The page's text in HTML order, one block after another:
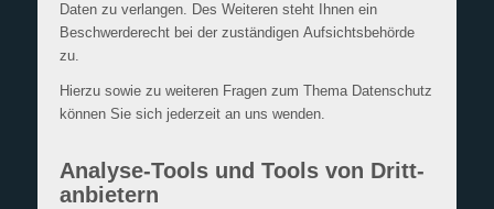
Daten zu verlangen. Des Weiteren steht Ihnen ein
Beschwerderecht bei der zuständigen Aufsichtsbehörde
zu.
Hierzu sowie zu weiteren Fragen zum Thema Datenschutz
können Sie sich jederzeit an uns wenden.
Analyse-Tools und Tools von Dritt­
anbietern